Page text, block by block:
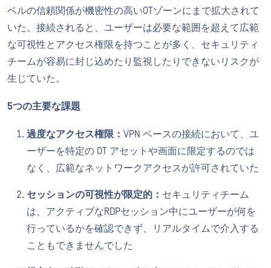
ベルの信頼関係が機密性の高いOTゾーンにまで拡大されて
いた。接続されると、ユーザーは必要な範囲を超えて広範
な可視性とアクセス権限を持つことが多く、セキュリティ
チームが容易に封じ込めたり監視したりできないリスクが
生じていた。
5つの主要な課題
過度なアクセス権限： VPN ベースの接続において、ユ
ーザーを特定の OT アセットや画面に限定するのでは
なく、広範なネットワークアクセスが許可されていた
セッションの可視性が限定的： セキュリティチーム
は、アクティブなRDPセッション中にユーザーが何を
行っているかを確認できず、リアルタイムで介入する
こともできませんでした